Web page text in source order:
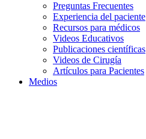
Preguntas Frecuentes
Experiencia del paciente
Recursos para médicos
Videos Educativos
Publicaciones científicas
Videos de Cirugía
Artículos para Pacientes
Medios